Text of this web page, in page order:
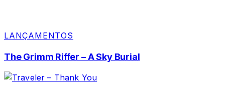
LANÇAMENTOS
The Grimm Riffer – A Sky Burial